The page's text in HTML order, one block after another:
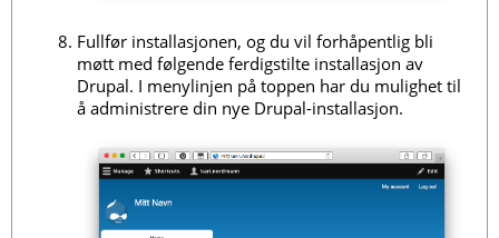
Fullfør installasjonen, og du vil forhåpentlig bli
møtt med følgende ferdigstilte installasjon av
Drupal. I menylinjen på toppen har du mulighet til
å administrere din nye Drupal-installasjon.